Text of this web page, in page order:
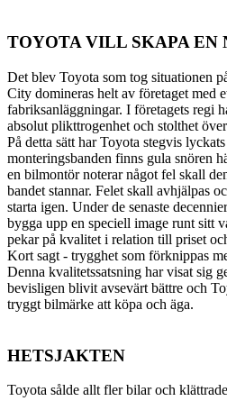
TOYOTA VILL SKAPA EN
Det blev Toyota som tog situationen
City domineras helt av företaget med
fabriksanläggningar. I företagets regi
absolut plikttrogenhet och stolthet
På detta sätt har Toyota stegvis
monteringsbanden finns gula snören
en bilmontör noterar något fel skall
bandet stannar. Felet skall avhjälpas
starta igen. Under de senaste
bygga upp en speciell image runt sitt
pekar på kvalitet i relation till priset
Kort sagt - trygghet som förknippas
Denna kvalitetssatsning har visat sig
bevisligen blivit avsevärt bättre och
tryggt bilmärke att köpa och äga.
HETSJAKTEN
Toyota sålde allt fler bilar och